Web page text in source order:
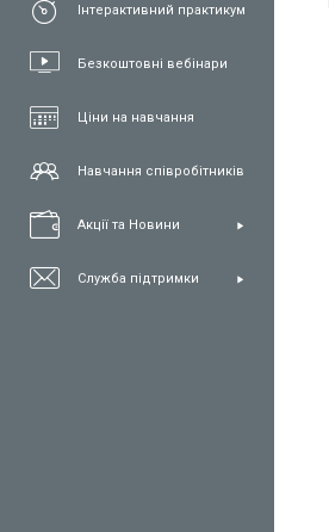
Інтерактивний практикум
Безкоштовні вебінари
Ціни на навчання
Навчання співробітників
Акції та Новини
Служба підтримки